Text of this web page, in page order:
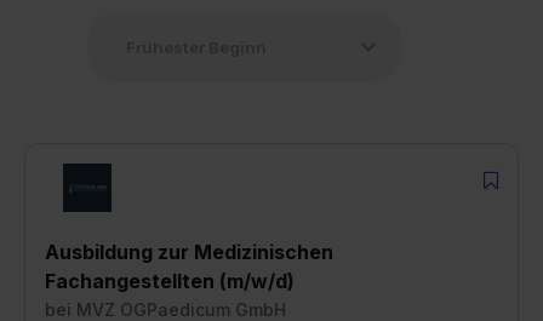
Ausbildung zur Medizinischen
Fachangestellten (m/w/d)
bei MVZ OGPaedicum GmbH